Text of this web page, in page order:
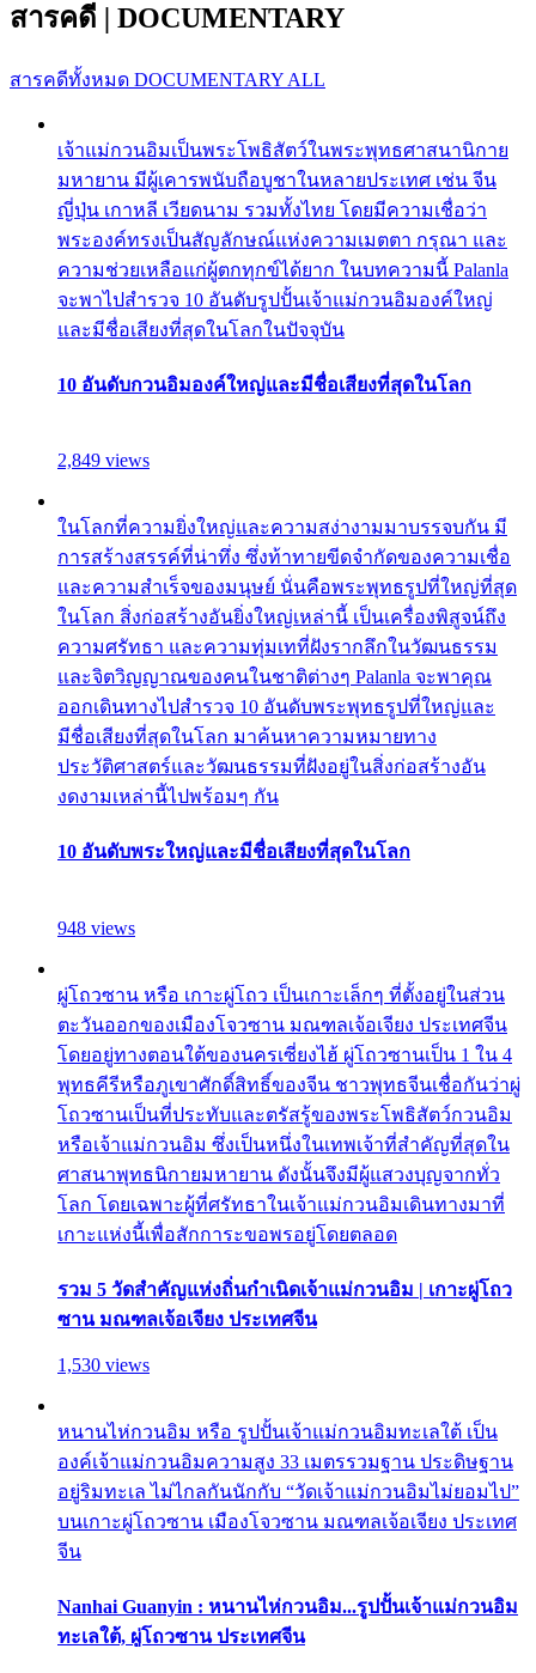
สารคดี | DOCUMENTARY
สารคดีทั้งหมด DOCUMENTARY ALL
เจ้าแม่กวนอิมเป็นพระโพธิสัตว์ในพระพุทธศาสนานิกาย
มหายาน มีผู้เคารพนับถือบูชาในหลายประเทศ เช่น จีน
ญี่ปุ่น เกาหลี เวียดนาม รวมทั้งไทย โดยมีความเชื่อว่า
พระองค์ทรงเป็นสัญลักษณ์แห่งความเมตตา กรุณา และ
ความช่วยเหลือแก่ผู้ตกทุกข์ได้ยาก ในบทความนี้ Palanla
จะพาไปสำรวจ 10 อันดับรูปปั้นเจ้าแม่กวนอิมองค์ใหญ่
และมีชื่อเสียงที่สุดในโลกในปัจจุบัน
10 อันดับกวนอิมองค์ใหญ่และมีชื่อเสียงที่สุดในโลก
2,849 views
ในโลกที่ความยิ่งใหญ่และความสง่างามมาบรรจบกัน มี
การสร้างสรรค์ที่น่าทึ่ง ซึ่งท้าทายขีดจำกัดของความเชื่อ
และความสำเร็จของมนุษย์ นั่นคือพระพุทธรูปที่ใหญ่ที่สุด
ในโลก สิ่งก่อสร้างอันยิ่งใหญ่เหล่านี้ เป็นเครื่องพิสูจน์ถึง
ความศรัทธา และความทุ่มเทที่ฝังรากลึกในวัฒนธรรม
และจิตวิญญาณของคนในชาติต่างๆ Palanla จะพาคุณ
ออกเดินทางไปสำรวจ 10 อันดับพระพุทธรูปที่ใหญ่และ
มีชื่อเสียงที่สุดในโลก มาค้นหาความหมายทาง
ประวัติศาสตร์และวัฒนธรรมที่ฝังอยู่ในสิ่งก่อสร้างอัน
งดงามเหล่านี้ไปพร้อมๆ กัน
10 อันดับพระใหญ่และมีชื่อเสียงที่สุดในโลก
948 views
ผู่โถวซาน หรือ เกาะผู่โถว เป็นเกาะเล็กๆ ที่ตั้งอยู่ในส่วน
ตะวันออกของเมืองโจวซาน มณฑลเจ้อเจียง ประเทศจีน
โดยอยู่ทางตอนใต้ของนครเซี่ยงไฮ้ ผู่โถวซานเป็น 1 ใน 4
พุทธคีรีหรือภูเขาศักดิ์สิทธิ์ของจีน ชาวพุทธจีนเชื่อกันว่าผู่
โถวซานเป็นที่ประทับและตรัสรู้ของพระโพธิสัตว์กวนอิม
หรือเจ้าแม่กวนอิม ซึ่งเป็นหนึ่งในเทพเจ้าที่สำคัญที่สุดใน
ศาสนาพุทธนิกายมหายาน ดังนั้นจึงมีผู้แสวงบุญจากทั่ว
โลก โดยเฉพาะผู้ที่ศรัทธาในเจ้าแม่กวนอิมเดินทางมาที่
เกาะแห่งนี้เพื่อสักการะขอพรอยู่โดยตลอด
รวม 5 วัดสำคัญแห่งถิ่นกำเนิดเจ้าแม่กวนอิม | เกาะผู่โถว
ซาน มณฑลเจ้อเจียง ประเทศจีน
1,530 views
หนานไห่กวนอิม หรือ รูปปั้นเจ้าแม่กวนอิมทะเลใต้ เป็น
องค์เจ้าแม่กวนอิมความสูง 33 เมตรรวมฐาน ประดิษฐาน
อยู่ริมทะเล ไม่ไกลกันนักกับ “วัดเจ้าแม่กวนอิมไม่ยอมไป”
บนเกาะผู่โถวซาน เมืองโจวซาน มณฑลเจ้อเจียง ประเทศ
จีน
Nanhai Guanyin : หนานไห่กวนอิม...รูปปั้นเจ้าแม่กวนอิม
ทะเลใต้, ผู่โถวซาน ประเทศจีน